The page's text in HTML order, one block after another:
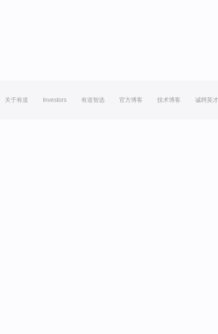
关于有道 Investors 有道智选 官方博客 技术博客 诚聘英才